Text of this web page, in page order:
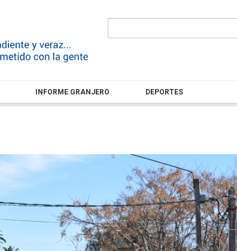
INFORME GRANJERO DEPORTES